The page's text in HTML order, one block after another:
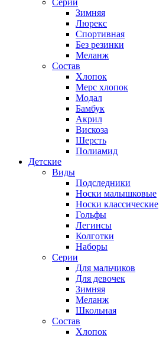
Зимняя
Люрекс
Спортивная
Без резинки
Меланж
Состав
Хлопок
Мерс хлопок
Модал
Бамбук
Акрил
Вискоза
Шерсть
Полиамид
Детские
Виды
Подследники
Носки малышковые
Носки классические
Гольфы
Легинсы
Колготки
Наборы
Серии
Для мальчиков
Для девочек
Зимняя
Меланж
Школьная
Состав
Хлопок